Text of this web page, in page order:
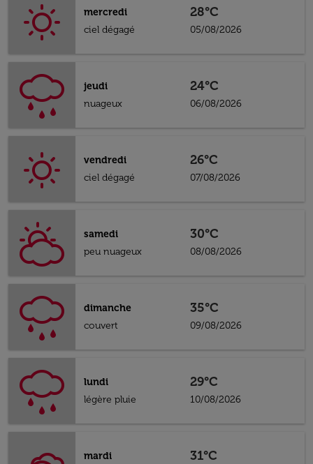
mercredi
ciel dégagé
28°C
05/08/2026
jeudi
nuageux
24°C
06/08/2026
vendredi
ciel dégagé
26°C
07/08/2026
samedi
peu nuageux
30°C
08/08/2026
dimanche
couvert
35°C
09/08/2026
lundi
légère pluie
29°C
10/08/2026
mardi
31°C